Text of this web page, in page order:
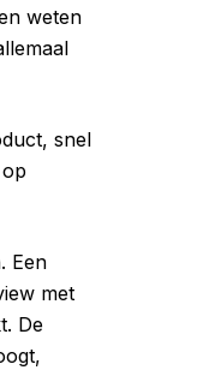
weten
snel
Een
met
De